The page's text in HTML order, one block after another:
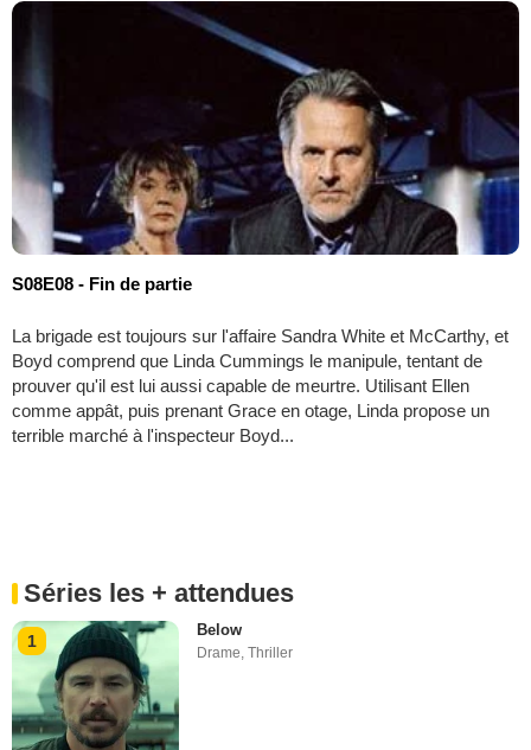
S08E08 - Fin de partie
La brigade est toujours sur l'affaire Sandra White et McCarthy, et
Boyd comprend que Linda Cummings le manipule, tentant de
prouver qu'il est lui aussi capable de meurtre. Utilisant Ellen
comme appât, puis prenant Grace en otage, Linda propose un
terrible marché à l'inspecteur Boyd...
Séries les + attendues
1
Below
Drame,Thriller